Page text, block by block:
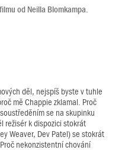
od Neilla Blomkampa.
děl, nejspíš byste v tuhle
mě Chappie zklamal. Proč
se na skupinku
režisér k dispozici stokrát
Weaver, Dev Patel) se stokrát
nekonzistentní chování